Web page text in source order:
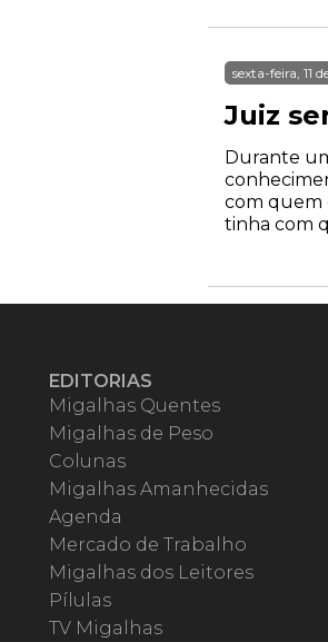
sexta-feira, 11
Juiz
Durante
com quem
tinha com
EDITORIAS
Migalhas Quentes
Migalhas de Peso
Colunas
Migalhas Amanhecidas
Agenda
Mercado de Trabalho
Migalhas dos Leitores
Pílulas
TV Migalhas